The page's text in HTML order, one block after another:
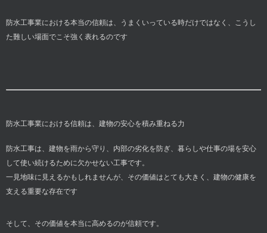
防水工事業における本当の信頼は、うまくいっている時だけではなく、こうし
た難しい場面でこそ強く表れるのです
防水工事業における信頼は、建物の安心を積み重ねる力
防水工事は、建物を雨から守り、内部の劣化を防ぎ、暮らしや仕事の場を安心
して使い続けるために欠かせない工事です。
一見地味に見えるかもしれませんが、その価値はとても大きく、建物の健康を
支える重要な存在です
そして、その価値を本当に高めるのが信頼です。